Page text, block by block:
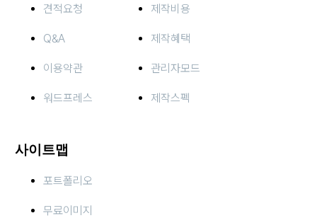
견적요청
Q&A
이용약관
워드프레스
제작비용
제작혜택
관리자모드
제작스펙
사이트맵
포트폴리오
무료이미지